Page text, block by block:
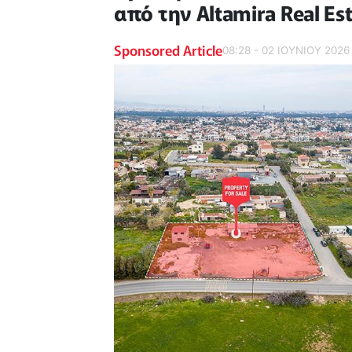
από την Altamira Real
Sponsored Article08:28 - 02 ΙΟΥΝΙΟΥ 2026